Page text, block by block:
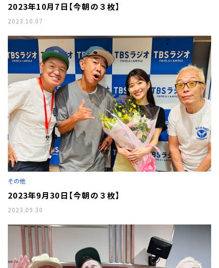
2023年10月7日【今朝の３枚】
2023.10.07
その他
2023年9月30日【今朝の３枚】
2023.09.30